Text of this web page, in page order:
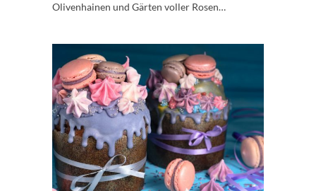
Olivenhainen und Gärten voller Rosen…